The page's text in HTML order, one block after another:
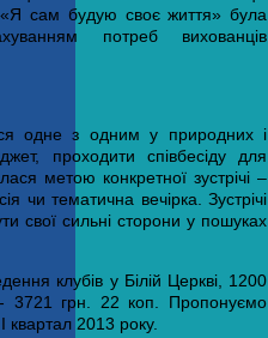
«Я сам будую своє життя» була
потреб вихованців
одне з одним у природних і
проходити співбесіду для
метою конкретної зустрічі –
чи тематична вечірка. Зустрічі
свої сильні сторони у пошуках
клубів у Білій Церкві, 1200
3721 грн. 22 коп. Пропонуємо
квартал 2013 року.